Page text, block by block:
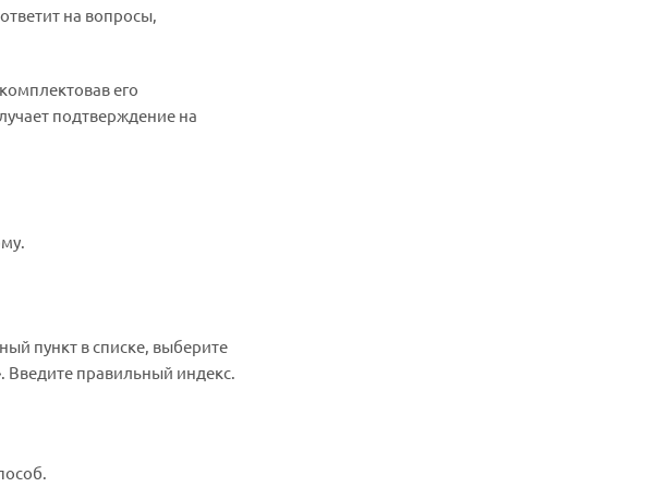
на вопросы,
его
подтверждение на
пункт в списке, выберите
Введите правильный индекс.